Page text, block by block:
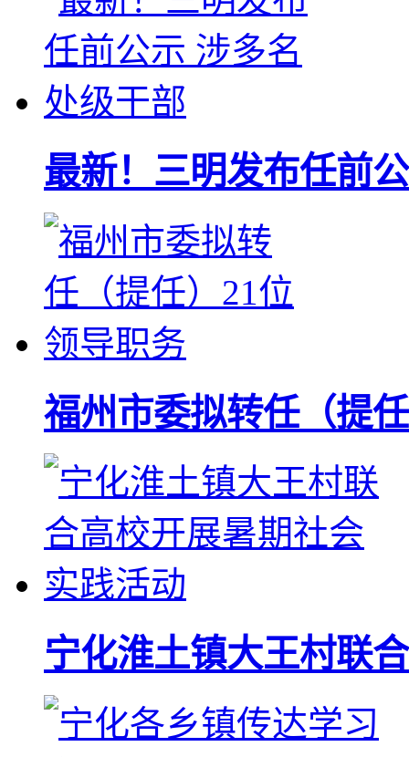
最新！三明发布任前
福州市委拟转任（提
宁化淮土镇大王村联